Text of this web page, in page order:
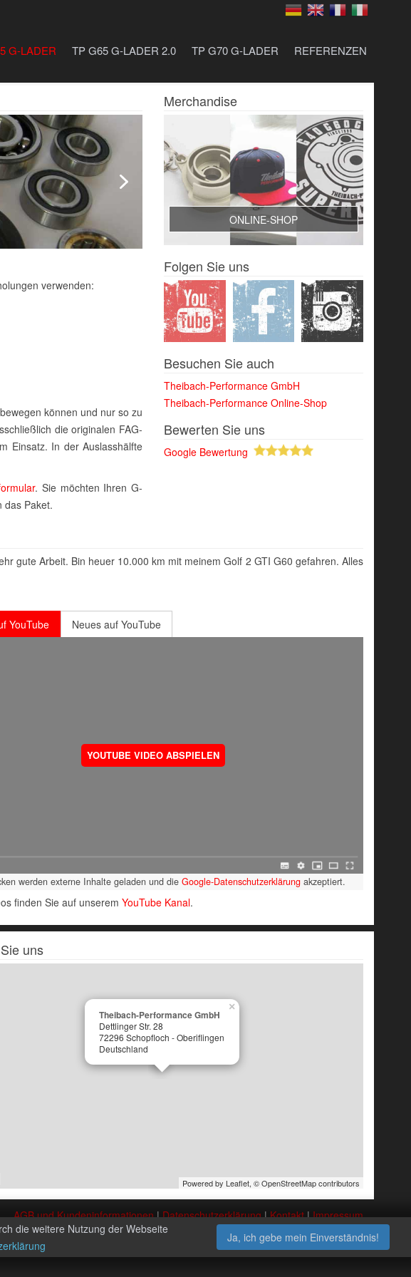
G-LADER TP G65 G-LADER 2.0 TP G70 G-LADER REFERENZEN
verwenden:
können und nur so zu
die originalen FAG-
Einsatz. In der Auslasshälfte
. Sie möchten Ihren G-
das Paket.
Merchandise
ONLINE-SHOP
Folgen Sie uns
Besuchen Sie auch
Theibach-Performance GmbH
Theibach-Performance Online-Shop
Bewerten Sie uns
Google Bewertung
gute Arbeit. Bin heuer 10.000 km mit meinem Golf 2 GTI G60 gefahren. Alles
YouTube Neues auf YouTube
YOUTUBE VIDEO ABSPIELEN
werden externe Inhalte geladen und die Google-Datenschutzerklärung akzeptiert.
finden Sie auf unserem YouTube Kanal.
uns
Theibach-Performance GmbH
Dettlinger Str. 28
72296 Schopfloch - Oberiflingen
Deutschland
×
Powered by Leaflet, © OpenStreetMap contributors
AGB und Kundeninformationen|Datenschutzerklärung|Kontakt|Impressum
die weitere Nutzung der Webseite
Ja, ich gebe mein Einverständnis!